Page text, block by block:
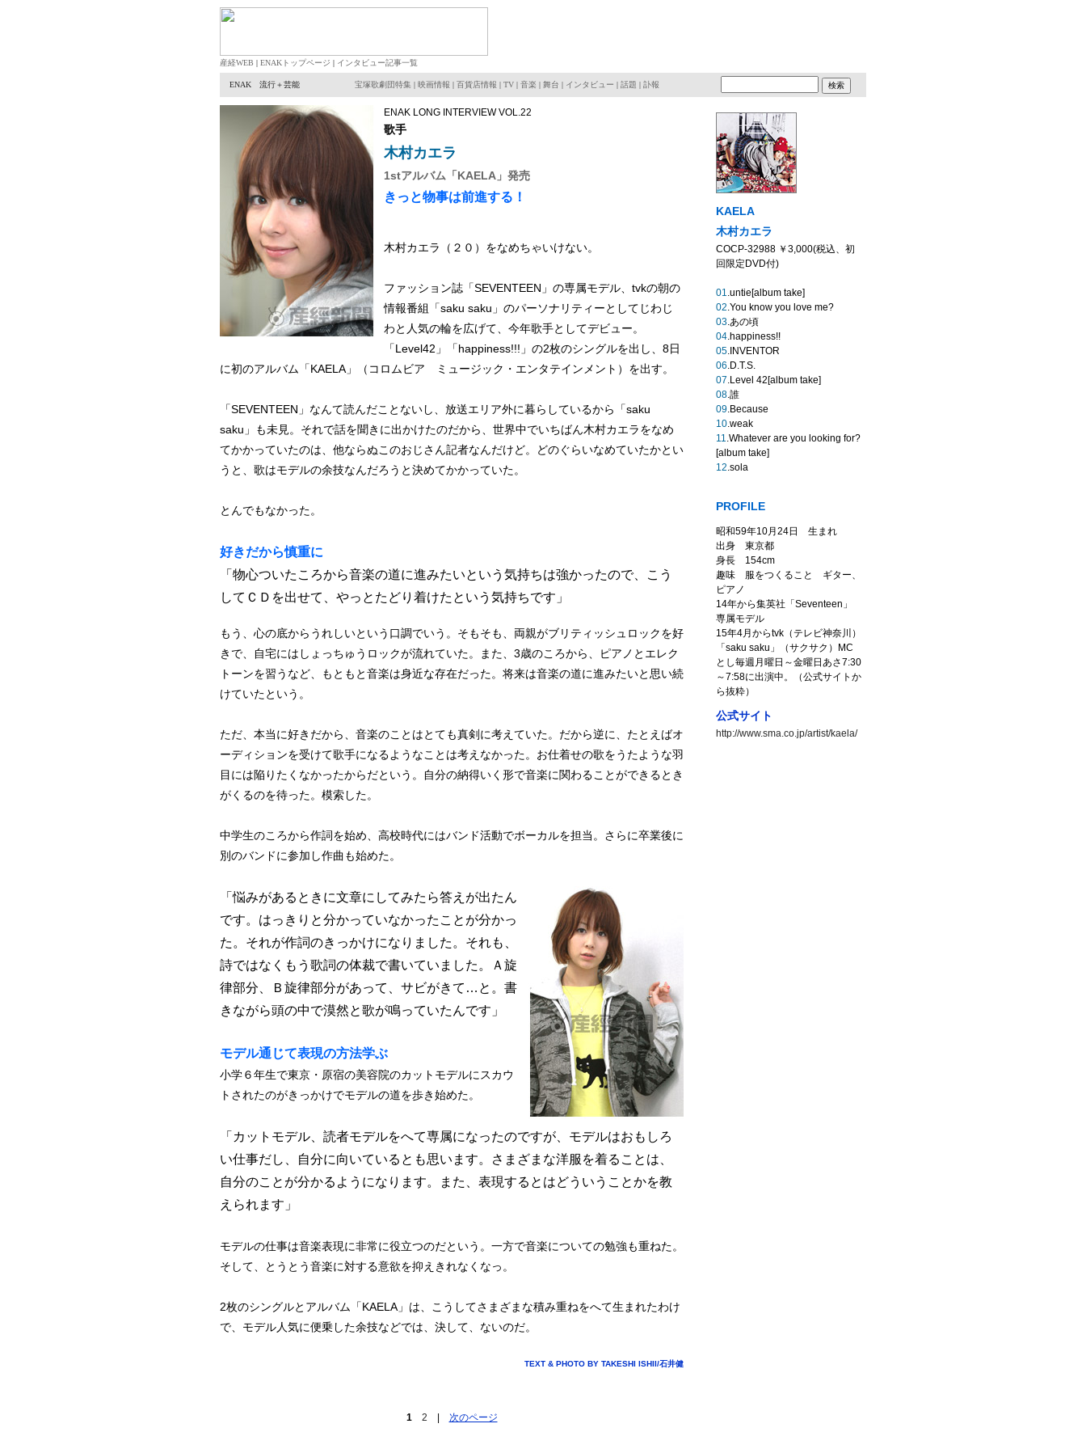
産経WEB | ENAKトップページ | インタビュー記事一覧
ENAK 流行＋芸能 宝塚歌劇団特集 | 映画情報 | 百貨店情報 | TV | 音楽 | 舞台 | インタビュー | 話題 | 訃報
ENAK LONG INTERVIEW VOL.22
歌手
木村カエラ
1stアルバム「KAELA」発売
きっと物事は前進する！
木村カエラ（２０）をなめちゃいけない。
ファッション誌「SEVENTEEN」の専属モデル、tvkの朝の
情報番組「saku saku」のパーソナリティーとしてじわじ
わと人気の輪を広げて、今年歌手としてデビュー。
「Level42」「happiness!!!」の2枚のシングルを出し、8日
に初のアルバム「KAELA」（コロムビア ミュージック・エンタテインメント）を出す。
「SEVENTEEN」なんて読んだことないし、放送エリア外に暮らしているから「saku
saku」も未見。それで話を聞きに出かけたのだから、世界中でいちばん木村カエラをなめ
てかかっていたのは、他ならぬこのおじさん記者なんだけど。どのぐらいなめていたかとい
うと、歌はモデルの余技なんだろうと決めてかかっていた。
とんでもなかった。
好きだから慎重に
「物心ついたころから音楽の道に進みたいという気持ちは強かったので、こう
してＣＤを出せて、やっとたどり着けたという気持ちです」
もう、心の底からうれしいという口調でいう。そもそも、両親がブリティッシュロックを好
きで、自宅にはしょっちゅうロックが流れていた。また、3歳のころから、ピアノとエレク
トーンを習うなど、もともと音楽は身近な存在だった。将来は音楽の道に進みたいと思い続
けていたという。
ただ、本当に好きだから、音楽のことはとても真剣に考えていた。だから逆に、たとえばオ
ーディションを受けて歌手になるようなことは考えなかった。お仕着せの歌をうたような羽
目には陥りたくなかったからだという。自分の納得いく形で音楽に関わることができるとき
がくるのを待った。模索した。
中学生のころから作詞を始め、高校時代にはバンド活動でボーカルを担当。さらに卒業後に
別のバンドに参加し作曲も始めた。
「悩みがあるときに文章にしてみたら答えが出たん
です。はっきりと分かっていなかったことが分かっ
た。それが作詞のきっかけになりました。それも、
詩ではなくもう歌詞の体裁で書いていました。Ａ旋
律部分、Ｂ旋律部分があって、サビがきて…と。書
きながら頭の中で漠然と歌が鳴っていたんです」
モデル通じて表現の方法学ぶ
小学６年生で東京・原宿の美容院のカットモデルにスカウ
トされたのがきっかけでモデルの道を歩き始めた。
「カットモデル、読者モデルをへて専属になったのですが、モデルはおもしろ
い仕事だし、自分に向いているとも思います。さまざまな洋服を着ることは、
自分のことが分かるようになります。また、表現するとはどういうことかを教
えられます」
モデルの仕事は音楽表現に非常に役立つのだという。一方で音楽についての勉強も重ねた。
そして、とうとう音楽に対する意欲を抑えきれなくなっ。
2枚のシングルとアルバム「KAELA」は、こうしてさまざまな積み重ねをへて生まれたわけ
で、モデル人気に便乗した余技などでは、決して、ないのだ。
TEXT & PHOTO BY TAKESHI ISHII/石井健
1 2 次のページ
KAELA
木村カエラ
COCP-32988 ￥3,000(税込、初
回限定DVD付)
01.untie[album take]
02.You know you love me?
03.あの頃
04.happiness!!
05.INVENTOR
06.D.T.S.
07.Level 42[album take]
08.誰
09.Because
10.weak
11.Whatever are you looking for?
[album take]
12.sola
PROFILE
昭和59年10月24日 生まれ
出身 東京都
身長 154cm
趣味 服をつくること ギター、
ピアノ
14年から集英社「Seventeen」
専属モデル
15年4月からtvk（テレビ神奈川）
「saku saku」（サクサク）MC
とし毎週月曜日～金曜日あさ7:30
～7:58に出演中。（公式サイトか
ら抜粋）
公式サイト
http://www.sma.co.jp/artist/kaela/